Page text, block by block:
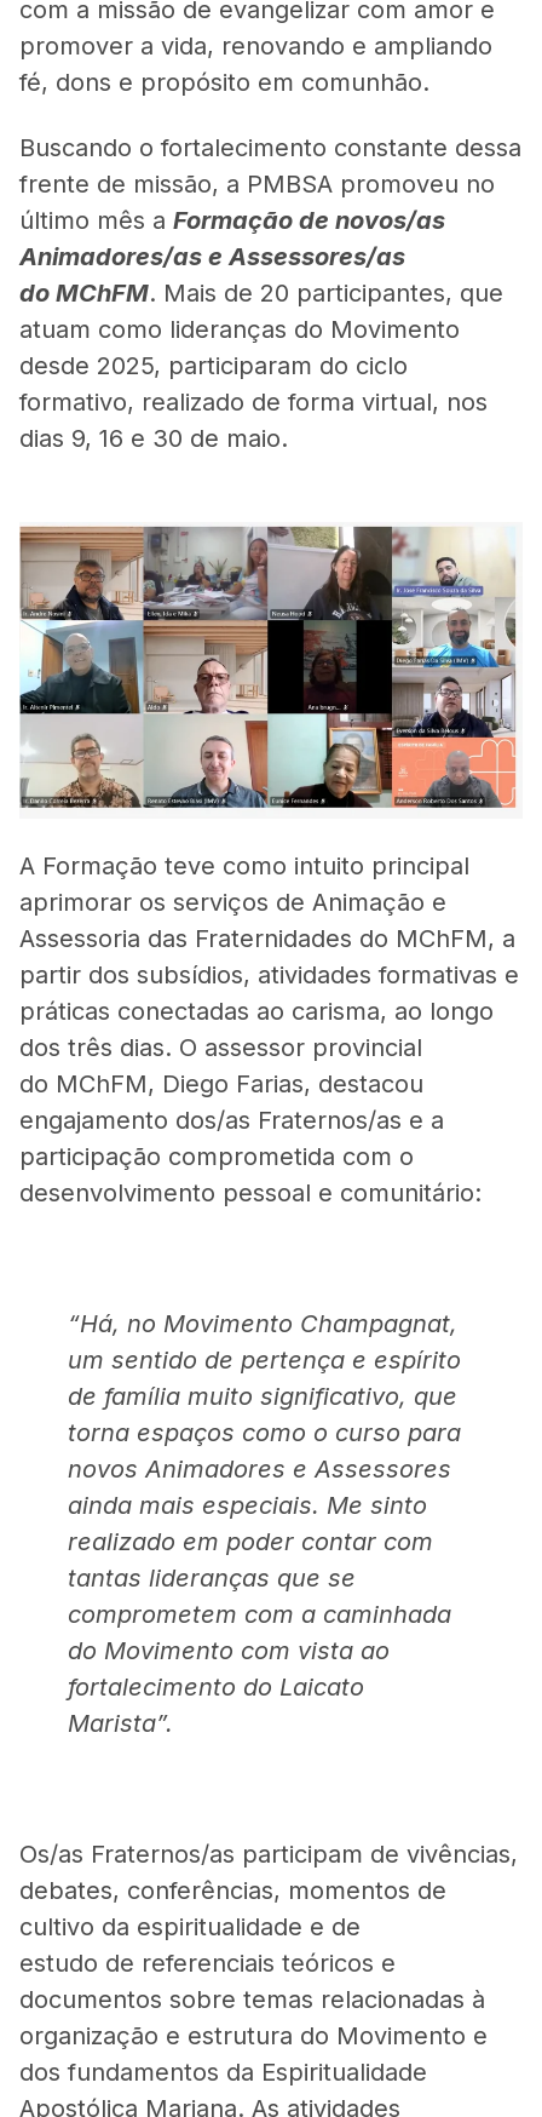
com a missão de evangelizar com amor e
promover a vida, renovando e ampliando
fé, dons e propósito em comunhão.
Buscando o fortalecimento constante dessa
frente de missão, a PMBSA promoveu no
último mês a Formação de novos/as
Animadores/as e Assessores/as
do MChFM. Mais de 20 participantes, que
atuam como lideranças do Movimento
desde 2025, participaram do ciclo
formativo, realizado de forma virtual, nos
dias 9, 16 e 30 de maio.
A Formação teve como intuito principal
aprimorar os serviços de Animação e
Assessoria das Fraternidades do MChFM, a
partir dos subsídios, atividades formativas e
práticas conectadas ao carisma, ao longo
dos três dias. O assessor provincial
do MChFM, Diego Farias, destacou
engajamento dos/as Fraternos/as e a
participação comprometida com o
desenvolvimento pessoal e comunitário:
“Há, no Movimento Champagnat,
um sentido de pertença e espírito
de família muito significativo, que
torna espaços como o curso para
novos Animadores e Assessores
ainda mais especiais. Me sinto
realizado em poder contar com
tantas lideranças que se
comprometem com a caminhada
do Movimento com vista ao
fortalecimento do Laicato
Marista”.
Os/as Fraternos/as participam de vivências,
debates, conferências, momentos de
cultivo da espiritualidade e de
estudo de referenciais teóricos e
documentos sobre temas relacionadas à
organização e estrutura do Movimento e
dos fundamentos da Espiritualidade
Apostólica Mariana. As atividades